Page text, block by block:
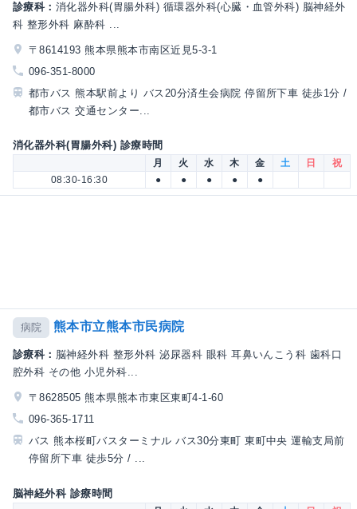
診療科： 消化器外科(胃腸外科) 循環器外科(心臓・血管外科) 脳神経外
科 整形外科 麻酔科 ...
〒8614193 熊本県熊本市南区近見5-3-1
096-351-8000
都市バス 熊本駅前より バス20分済生会病院 停留所下車 徒歩1分 /
都市バス 交通センター...
消化器外科(胃腸外科) 診療時間
月 火 水 木 金 土 日
祝
08:30-16:30
● ● ● ● ●
病院 熊本市立熊本市民病院
診療科： 脳神経外科 整形外科 泌尿器科 眼科 耳鼻いんこう科 歯科口
腔外科 その他 小児外科...
〒8628505 熊本県熊本市東区東町4-1-60
096-365-1711
バス 熊本桜町バスターミナル バス30分東町 東町中央 運輸支局前
停留所下車 徒歩5分 / ...
脳神経外科 診療時間